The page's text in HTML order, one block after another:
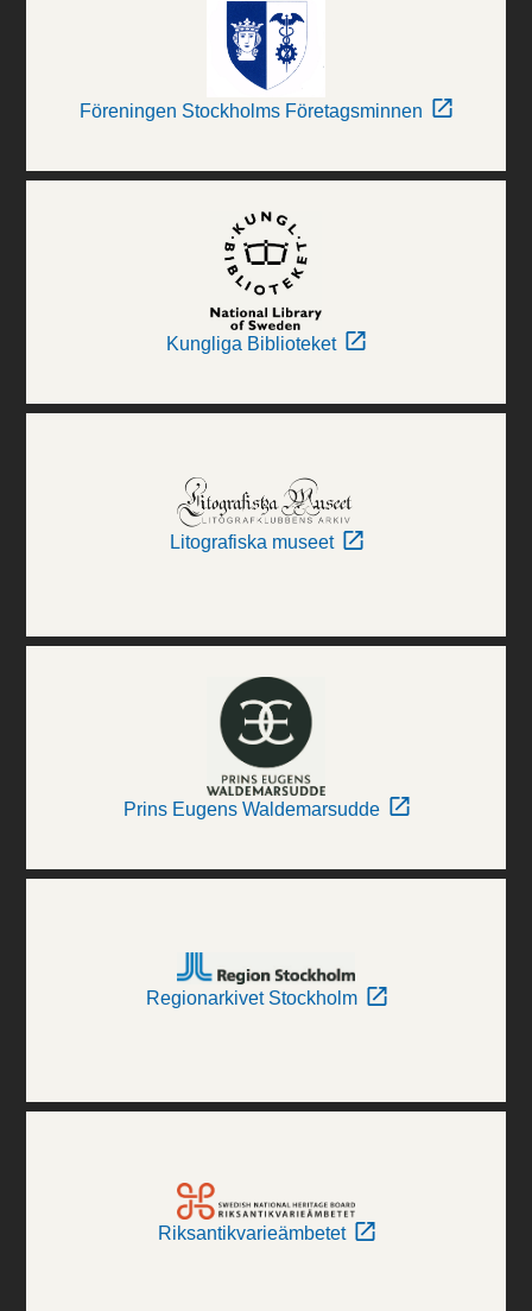
Föreningen Stockholms Företagsminnen
Kungliga Biblioteket
Litografiska museet
Prins Eugens Waldemarsudde
Regionarkivet Stockholm
Riksantikvarieämbetet